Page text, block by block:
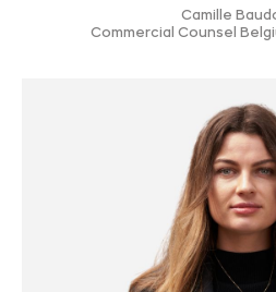
Camille
Commercial Counsel